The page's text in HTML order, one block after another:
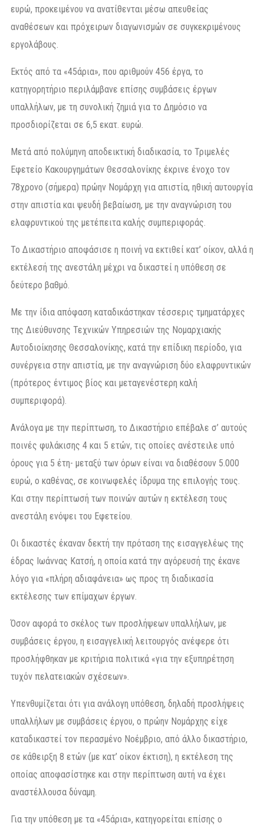
ευρώ, προκειμένου να ανατίθενται μέσω απευθείας
αναθέσεων και πρόχειρων διαγωνισμών σε συγκεκριμένους
εργολάβους.
Εκτός από τα «45άρια», που αριθμούν 456 έργα, το
κατηγορητήριο περιλάμβανε επίσης συμβάσεις έργων
υπαλλήλων, με τη συνολική ζημιά για το Δημόσιο να
προσδιορίζεται σε 6,5 εκατ. ευρώ.
Μετά από πολύμηνη αποδεικτική διαδικασία, το Τριμελές
Εφετείο Κακουργημάτων Θεσσαλονίκης έκρινε ένοχο τον
78χρονο (σήμερα) πρώην Νομάρχη για απιστία, ηθική αυτουργία
στην απιστία και ψευδή βεβαίωση, με την αναγνώριση του
ελαφρυντικού της μετέπειτα καλής συμπεριφοράς.
Το Δικαστήριο αποφάσισε η ποινή να εκτιθεί κατ’ οίκον, αλλά η
εκτέλεσή της ανεστάλη μέχρι να δικαστεί η υπόθεση σε
δεύτερο βαθμό.
Με την ίδια απόφαση καταδικάστηκαν τέσσερις τμηματάρχες
της Διεύθυνσης Τεχνικών Υπηρεσιών της Νομαρχιακής
Αυτοδιοίκησης Θεσσαλονίκης, κατά την επίδικη περίοδο, για
συνέργεια στην απιστία, με την αναγνώριση δύο ελαφρυντικών
(πρότερος έντιμος βίος και μεταγενέστερη καλή
συμπεριφορά).
Ανάλογα με την περίπτωση, το Δικαστήριο επέβαλε σ’ αυτούς
ποινές φυλάκισης 4 και 5 ετών, τις οποίες ανέστειλε υπό
όρους για 5 έτη- μεταξύ των όρων είναι να διαθέσουν 5.000
ευρώ, ο καθένας, σε κοινωφελές ίδρυμα της επιλογής τους.
Και στην περίπτωσή των ποινών αυτών η εκτέλεση τους
ανεστάλη ενόψει του Εφετείου.
Οι δικαστές έκαναν δεκτή την πρόταση της εισαγγελέως της
έδρας Ιωάννας Κατσή, η οποία κατά την αγόρευσή της έκανε
λόγο για «πλήρη αδιαφάνεια» ως προς τη διαδικασία
εκτέλεσης των επίμαχων έργων.
Όσον αφορά το σκέλος των προσλήψεων υπαλλήλων, με
συμβάσεις έργου, η εισαγγελική λειτουργός ανέφερε ότι
προσλήφθηκαν με κριτήρια πολιτικά «για την εξυπηρέτηση
τυχόν πελατειακών σχέσεων».
Υπενθυμίζεται ότι για ανάλογη υπόθεση, δηλαδή προσλήψεις
υπαλλήλων με συμβάσεις έργου, ο πρώην Νομάρχης είχε
καταδικαστεί τον περασμένο Νοέμβριο, από άλλο δικαστήριο,
σε κάθειρξη 8 ετών (με κατ’ οίκον έκτιση), η εκτέλεση της
οποίας αποφασίστηκε και στην περίπτωση αυτή να έχει
αναστέλλουσα δύναμη.
Για την υπόθεση με τα «45άρια», κατηγορείται επίσης ο